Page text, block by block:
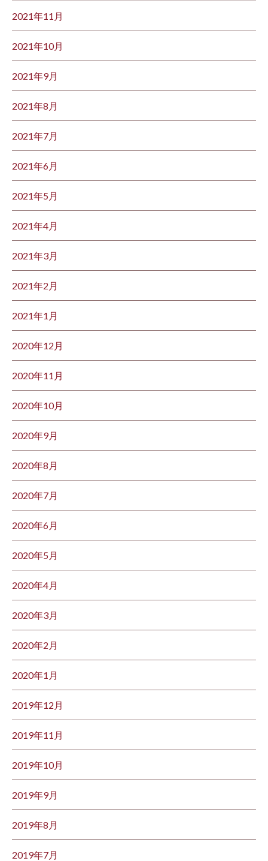
2021年11月
2021年10月
2021年9月
2021年8月
2021年7月
2021年6月
2021年5月
2021年4月
2021年3月
2021年2月
2021年1月
2020年12月
2020年11月
2020年10月
2020年9月
2020年8月
2020年7月
2020年6月
2020年5月
2020年4月
2020年3月
2020年2月
2020年1月
2019年12月
2019年11月
2019年10月
2019年9月
2019年8月
2019年7月